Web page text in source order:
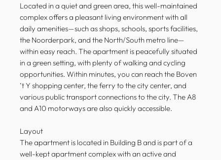
Located in a quiet and green area, this well-maintained
complex offers a pleasant living environment with all
daily amenities—such as shops, schools, sports facilities,
the Noorderpark, and the North/South metro line—
within easy reach. The apartment is peacefully situated
in a green setting, with plenty of walking and cycling
opportunities. Within minutes, you can reach the Boven
’t Y shopping center, the ferry to the city center, and
various public transport connections to the city. The A8
and A10 motorways are also quickly accessible.
Layout
The apartment is located in Building B and is part of a
well-kept apartment complex with an active and